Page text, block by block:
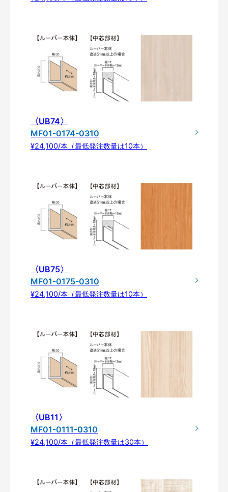
〈UB74〉
MF01-0174-0310
¥24,100/本（最低発注数量は10本）
〈UB75〉
MF01-0175-0310
¥24,100/本（最低発注数量は10本）
〈UB11〉
MF01-0111-0310
¥24,100/本（最低発注数量は30本）